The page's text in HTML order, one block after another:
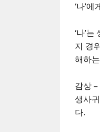
‘나’
‘나’
지 경
해하
감상
생사
다.